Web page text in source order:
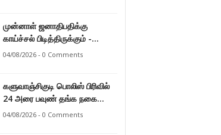
தவணையிடப்பட்டுள்ளது.
முன்னாள் ஜனாதிபதிக்கு
காய்ச்சல் பிடித்திருக்கும் -
பாராளுமன்ற உறுப்பினர் ஸ்ரீநேசன்
04/08/2026 - 0 Comments
களுவாஞ்சிகுடி பொலிஸ் பிரிவில்
24 அரை பவுண் தங்க நகை
களவு 24 மணித்தியலத்தில்
04/08/2026 - 0 Comments